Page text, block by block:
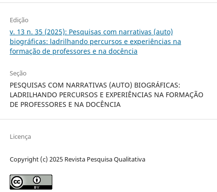
Edição
v. 13 n. 35 (2025): Pesquisas com narrativas (auto)
biográficas: ladrilhando percursos e experiências na
formação de professores e na docência
Seção
PESQUISAS COM NARRATIVAS (AUTO) BIOGRÁFICAS:
LADRILHANDO PERCURSOS E EXPERIÊNCIAS NA FORMAÇÃO
DE PROFESSORES E NA DOCÊNCIA
Licença
Copyright (c) 2025 Revista Pesquisa Qualitativa